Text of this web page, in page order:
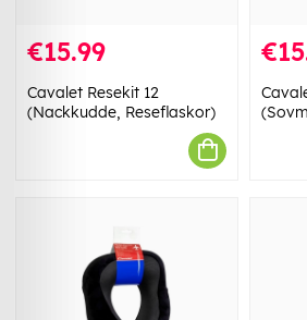
€15.99
Cavalet Resekit 12
(Nackkudde, Reseflaskor)